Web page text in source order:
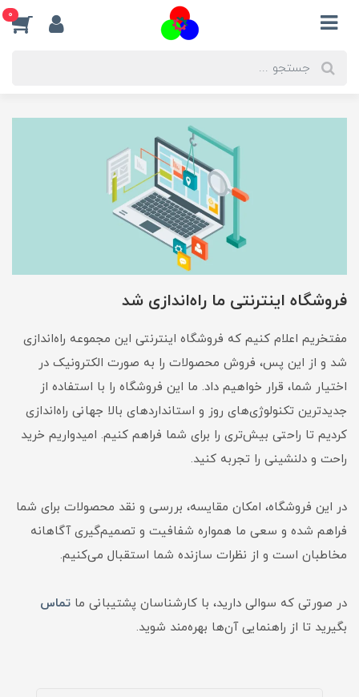
0
فروشگاه اینترنتی ما راه‌اندازی شد
مفتخریم اعلام کنیم که فروشگاه اینترنتی این مجموعه راه‌اندازی
شد و از این پس، فروش محصولات را به صورت الکترونیک در
اختیار شما، قرار خواهیم داد. ما این فروشگاه را با استفاده از
جدیدترین تکنولوژی‌های روز و استانداردهای بالا جهانی راه‌اندازی
کردیم تا راحتی بیش‌تری را برای شما فراهم کنیم. امیدواریم خرید
راحت و دلنشینی را تجربه کنید.
در این فروشگاه، امکان مقایسه، بررسی و نقد محصولات برای شما
فراهم شده و سعی ما همواره شفافیت و تصمیم‌گیری آگاهانه
مخاطبان است و از نظرات سازنده شما استقبال می‌کنیم.
در صورتی که سوالی دارید، با کارشناسان پشتیبانی ما تماس
بگیرید تا از راهنمایی آن‌ها بهره‌مند شوید.